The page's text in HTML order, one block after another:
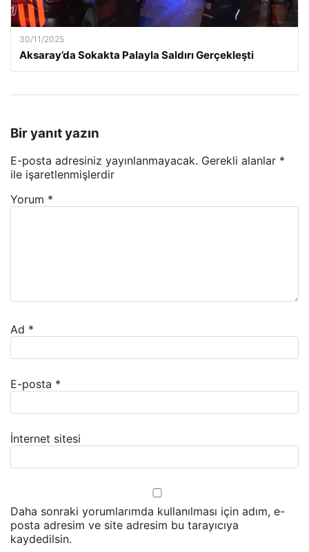
30/11/2025
Aksaray’da Sokakta Palayla Saldırı Gerçekleşti
Bir yanıt yazın
E-posta adresiniz yayınlanmayacak. Gerekli alanlar *
ile işaretlenmişlerdir
Yorum *
Ad *
E-posta *
İnternet sitesi
Daha sonraki yorumlarımda kullanılması için adım, e-
posta adresim ve site adresim bu tarayıcıya
kaydedilsin.